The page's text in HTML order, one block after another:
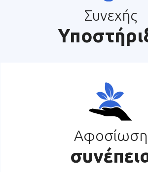
Συνεχής
Αφοσίωση